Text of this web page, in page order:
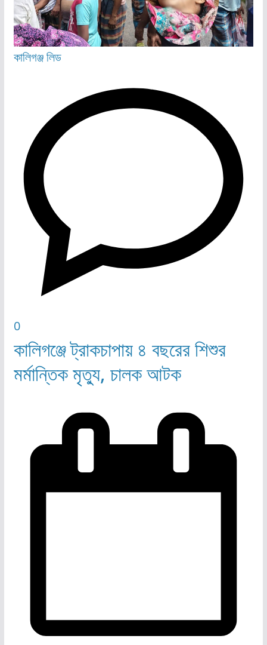
কালিগঞ্জলিড
0
কালিগঞ্জে ট্রাকচাপায় ৪ বছরের শিশুর
মর্মান্তিক মৃত্যু, চালক আটক